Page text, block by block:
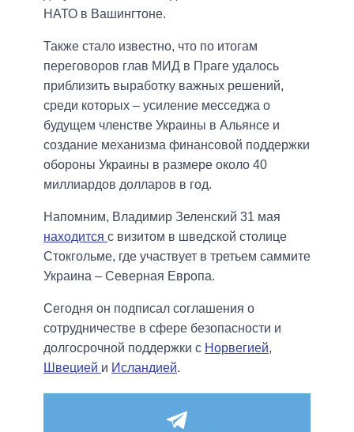
НАТО в Вашингтоне.
Также стало известно, что по итогам
переговоров глав МИД в Праге удалось
приблизить выработку важных решений,
среди которых – усиление месседжа о
будущем членстве Украины в Альянсе и
создание механизма финансовой поддержки
обороны Украины в размере около 40
миллиардов долларов в год.
Напомним, Владимир Зеленский 31 мая
находится с визитом в шведской столице
Стокгольме, где участвует в третьем саммите
Украина – Северная Европа.
Сегодня он подписал соглашения о
сотрудничестве в сфере безопасности и
долгосрочной поддержки с Норвегией,
Швецией и Исландией.